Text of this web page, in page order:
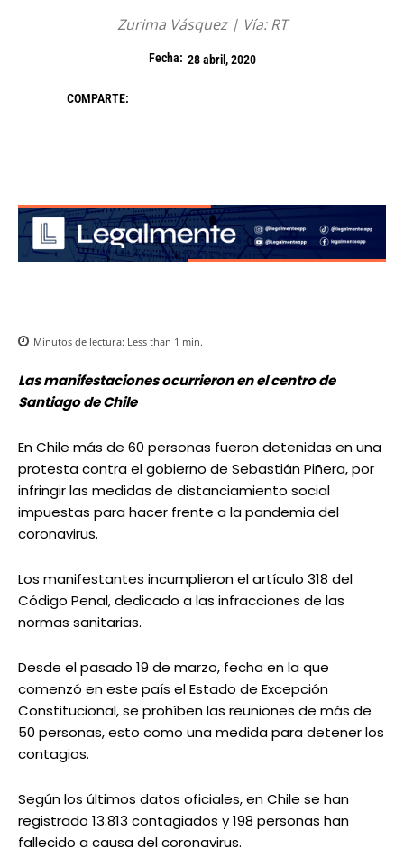
Zurima Vásquez | Vía: RT
Fecha: 28 abril, 2020
COMPARTE:
Minutos de lectura: Less than 1 min.
Las manifestaciones ocurrieron en el centro de
Santiago de Chile
En Chile más de 60 personas fueron detenidas en una
protesta contra el gobierno de Sebastián Piñera, por
infringir las medidas de distanciamiento social
impuestas para hacer frente a la pandemia del
coronavirus.
Los manifestantes incumplieron el artículo 318 del
Código Penal, dedicado a las infracciones de las
normas sanitarias.
Desde el pasado 19 de marzo, fecha en la que
comenzó en este país el Estado de Excepción
Constitucional, se prohíben las reuniones de más de
50 personas, esto como una medida para detener los
contagios.
Según los últimos datos oficiales, en Chile se han
registrado 13.813 contagiados y 198 personas han
fallecido a causa del coronavirus.